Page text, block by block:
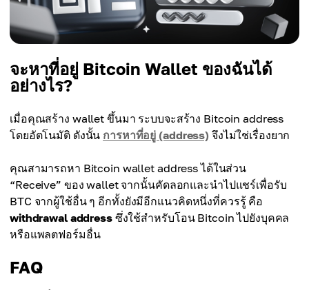
จะหาที่อยู่ Bitcoin Wallet ของฉันได้
อย่างไร?
เมื่อคุณสร้าง wallet ขึ้นมา ระบบจะสร้าง Bitcoin address
โดยอัตโนมัติ ดังนั้น การหาที่อยู่ (address) จึงไม่ใช่เรื่องยาก
คุณสามารถหา Bitcoin wallet address ได้ในส่วน
“Receive” ของ wallet จากนั้นคัดลอกและนำไปแชร์เพื่อรับ
BTC จากผู้ใช้อื่น ๆ อีกทั้งยังมีอีกแนวคิดหนึ่งที่ควรรู้ คือ
withdrawal addressซึ่งใช้สำหรับโอน Bitcoin ไปยังบุคคล
หรือแพลตฟอร์มอื่น
FAQ